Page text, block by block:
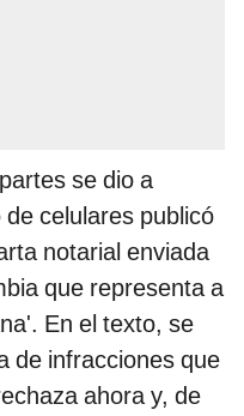
se dio a
celulares publicó
notarial enviada
que representa a
En el texto, se
de infracciones que
ahora y, de